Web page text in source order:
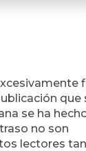
que
se ha
no son
lectores tan